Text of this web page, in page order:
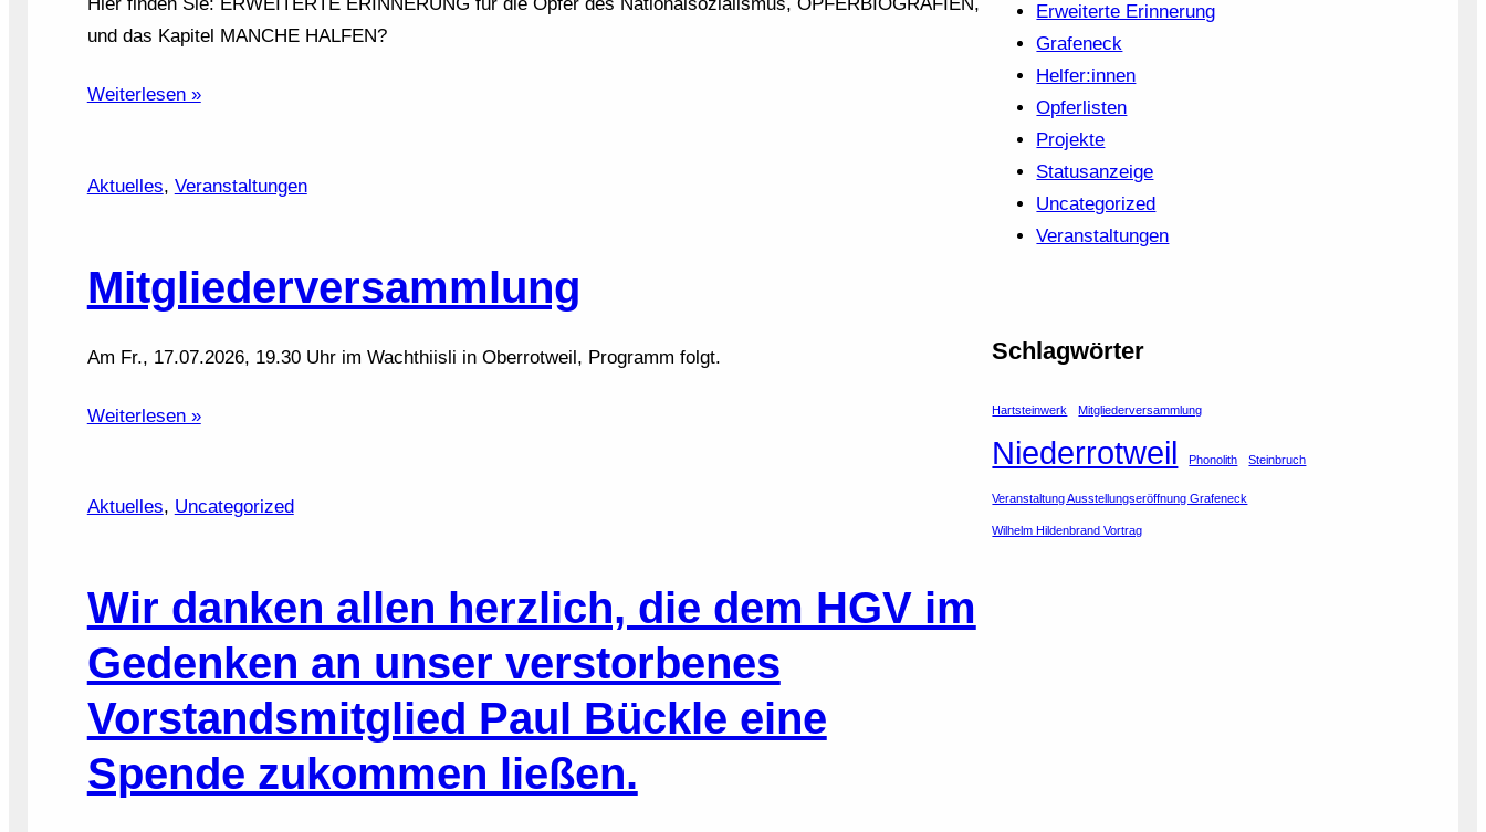
und das Kapitel MANCHE HALFEN?
Weiterlesen »
Aktuelles, Veranstaltungen
Mitgliederversammlung
Am Fr., 17.07.2026, 19.30 Uhr im Wachthiisli in Oberrotweil, Programm folgt.
Weiterlesen »
Aktuelles, Uncategorized
Wir danken allen herzlich, die dem HGV im
Gedenken an unser verstorbenes
Vorstandsmitglied Paul Bückle eine
Spende zukommen ließen.
Erweiterte Erinnerung
Grafeneck
Helfer:innen
Opferlisten
Projekte
Statusanzeige
Uncategorized
Veranstaltungen
Schlagwörter
Hartsteinwerk Mitgliederversammlung
Niederrotweil Phonolith Steinbruch
Veranstaltung Ausstellungseröffnung Grafeneck
Wilhelm Hildenbrand Vortrag